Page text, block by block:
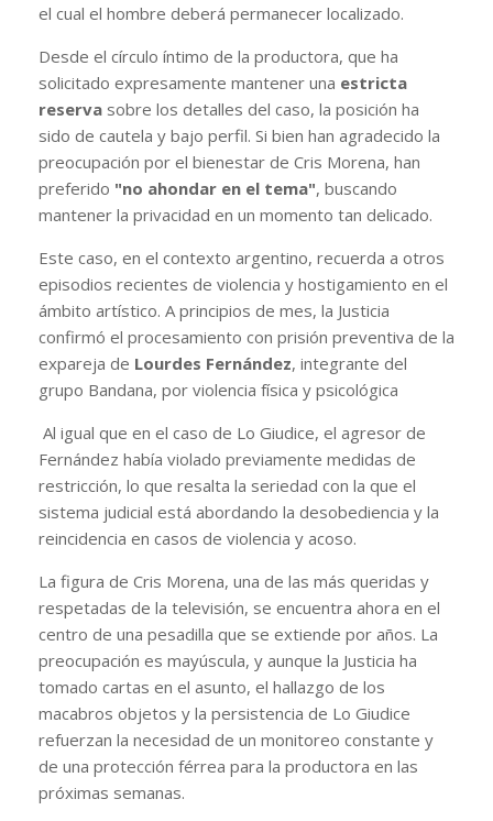
el cual el hombre deberá permanecer localizado.
Desde el círculo íntimo de la productora, que ha
solicitado expresamente mantener una estricta
reserva sobre los detalles del caso, la posición ha
sido de cautela y bajo perfil. Si bien han agradecido la
preocupación por el bienestar de Cris Morena, han
preferido "no ahondar en el tema", buscando
mantener la privacidad en un momento tan delicado.
Este caso, en el contexto argentino, recuerda a otros
episodios recientes de violencia y hostigamiento en el
ámbito artístico. A principios de mes, la Justicia
confirmó el procesamiento con prisión preventiva de la
expareja de Lourdes Fernández, integrante del
grupo Bandana, por violencia física y psicológica
Al igual que en el caso de Lo Giudice, el agresor de
Fernández había violado previamente medidas de
restricción, lo que resalta la seriedad con la que el
sistema judicial está abordando la desobediencia y la
reincidencia en casos de violencia y acoso.
La figura de Cris Morena, una de las más queridas y
respetadas de la televisión, se encuentra ahora en el
centro de una pesadilla que se extiende por años. La
preocupación es mayúscula, y aunque la Justicia ha
tomado cartas en el asunto, el hallazgo de los
macabros objetos y la persistencia de Lo Giudice
refuerzan la necesidad de un monitoreo constante y
de una protección férrea para la productora en las
próximas semanas.